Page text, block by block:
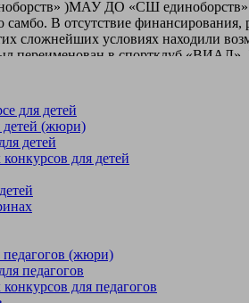
для детей
детей (жюри)
детей
для детей
педагогов (жюри)
педагогов
для педагогов